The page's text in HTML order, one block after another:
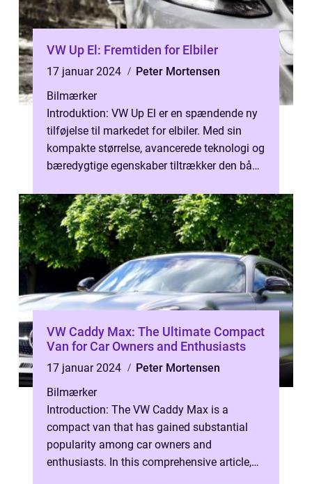
VW Up El: Fremtiden for Elbiler
17 januar 2024
Peter Mortensen
Bilmærker
Introduktion: VW Up El er en spændende ny
tilføjelse til markedet for elbiler. Med sin
kompakte størrelse, avancerede teknologi og
bæredygtige egenskaber tiltrækker den både
VW Caddy Max: The Ultimate Compact
Van for Car Owners and Enthusiasts
17 januar 2024
Peter Mortensen
Bilmærker
Introduction: The VW Caddy Max is a
compact van that has gained substantial
popularity among car owners and
enthusiasts. In this comprehensive article,